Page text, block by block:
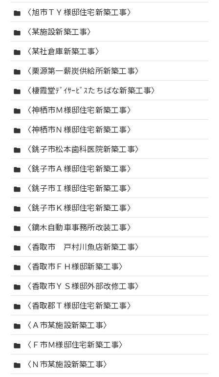
folder 〈旭市ＴＹ様邸住宅新築工事〉
folder 〈某施設新築工事〉
folder 〈某社倉庫新築工事〉
folder 〈栗源第一薪炭供給所新築工事〉
folder 〈棲霞堂ﾃﾞｲｻｰﾋﾞｽたちばな新築工事〉
folder 〈神栖市Ｍ様邸住宅新築工事〉
folder 〈神栖市Ｎ様邸住宅新築工事〉
folder 〈銚子市松本歯科医院新築工事〉
folder 〈銚子市Ａ様邸住宅新築工事〉
folder 〈銚子市Ｉ様邸住宅新築工事〉
folder 〈銚子市Ｋ様邸住宅新築工事〉
folder 〈鏑木自動車事務所改装工事〉
folder 〈香取市 戸村川魚店新築工事〉
folder 〈香取市ＦＨ様邸新築工事〉
folder 〈香取市ＹＳ様邸外部改修工事〉
folder 〈香取郡Ｔ様邸住宅新築工事〉
folder 〈Ａ市某施設新築工事〉
folder 〈Ｆ市Ｍ様邸住宅新築工事〉
folder 〈Ｎ市某施設新築工事〉